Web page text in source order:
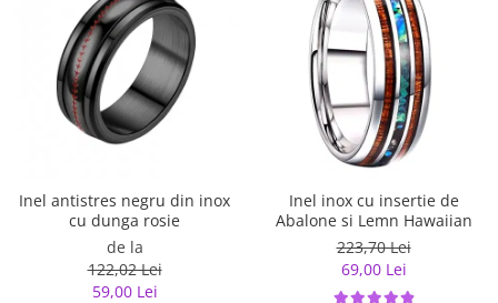
Inel antistres negru din inox
cu dunga rosie
de la
122,02 Lei
59,00 Lei
Inel inox cu insertie de
Abalone si Lemn Hawaiian
223,70 Lei
69,00 Lei